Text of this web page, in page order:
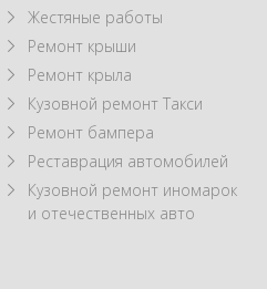
Жестяные работы
Ремонт крыши
Ремонт крыла
Кузовной ремонт Такси
Ремонт бампера
Реставрация автомобилей
Кузовной ремонт иномарок
и отечественных авто